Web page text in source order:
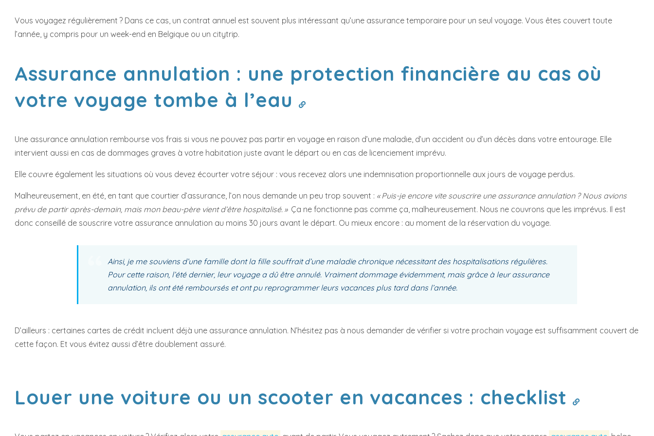
Vous voyagez régulièrement ? Dans ce cas, un contrat annuel est souvent plus intéressant qu’une assurance temporaire pour un seul voyage. Vous êtes couvert toute
l’année, y compris pour un week-end en Belgique ou un citytrip.
Assurance annulation : une protection financière au cas où
votre voyage tombe à l’eau
Une assurance annulation rembourse vos frais si vous ne pouvez pas partir en voyage en raison d’une maladie, d’un accident ou d’un décès dans votre entourage. Elle
intervient aussi en cas de dommages graves à votre habitation juste avant le départ ou en cas de licenciement imprévu.
Elle couvre également les situations où vous devez écourter votre séjour : vous recevez alors une indemnisation proportionnelle aux jours de voyage perdus.
Malheureusement, en été, en tant que courtier d’assurance, l’on nous demande un peu trop souvent : « Puis-je encore vite souscrire une assurance annulation ? Nous avions
prévu de partir après-demain, mais mon beau-père vient d’être hospitalisé. » Ça ne fonctionne pas comme ça, malheureusement. Nous ne couvrons que les imprévus. Il est
donc conseillé de souscrire votre assurance annulation au moins 30 jours avant le départ. Ou mieux encore : au moment de la réservation du voyage.
Ainsi, je me souviens d’une famille dont la fille souffrait d’une maladie chronique nécessitant des hospitalisations régulières.
Pour cette raison, l’été dernier, leur voyage a dû être annulé. Vraiment dommage évidemment, mais grâce à leur assurance
annulation, ils ont été remboursés et ont pu reprogrammer leurs vacances plus tard dans l’année.
D’ailleurs : certaines cartes de crédit incluent déjà une assurance annulation. N’hésitez pas à nous demander de vérifier si votre prochain voyage est suffisamment couvert de
cette façon. Et vous évitez aussi d’être doublement assuré.
Louer une voiture ou un scooter en vacances : checklist